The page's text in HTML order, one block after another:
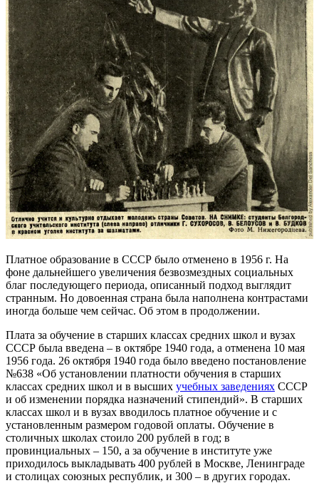
Платное образование в СССР было отменено в 1956 г. На
фоне дальнейшего увеличения безвозмездных социальных
благ последующего периода, описанный подход выглядит
странным. Но довоенная страна была наполнена контрастами
иногда больше чем сейчас. Об этом в продолжении.
Плата за обучение в старших классах средних школ и вузах
СССР была введена – в октябре 1940 года, а отменена 10 мая
1956 года. 26 октября 1940 года было введено постановление
№638 «Об установлении платности обучения в старших
классах средних школ и в высших учебных заведениях СССР
и об изменении порядка назначений стипендий». В старших
классах школ и в вузах вводилось платное обучение и с
установленным размером годовой оплаты. Обучение в
столичных школах стоило 200 рублей в год; в
провинциальных – 150, а за обучение в институте уже
приходилось выкладывать 400 рублей в Москве, Ленинграде
и столицах союзных республик, и 300 – в других городах.